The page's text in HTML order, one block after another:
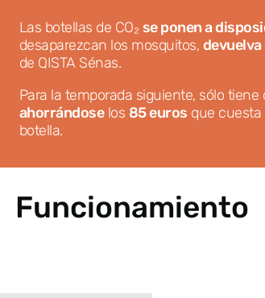
Las botellas de CO₂ se ponen a
desaparezcan los mosquitos,
de QISTA Sénas.
Para la temporada siguiente, sólo tiene
ahorrándoselos 85 euros que cuesta
botella.
Funcionamiento